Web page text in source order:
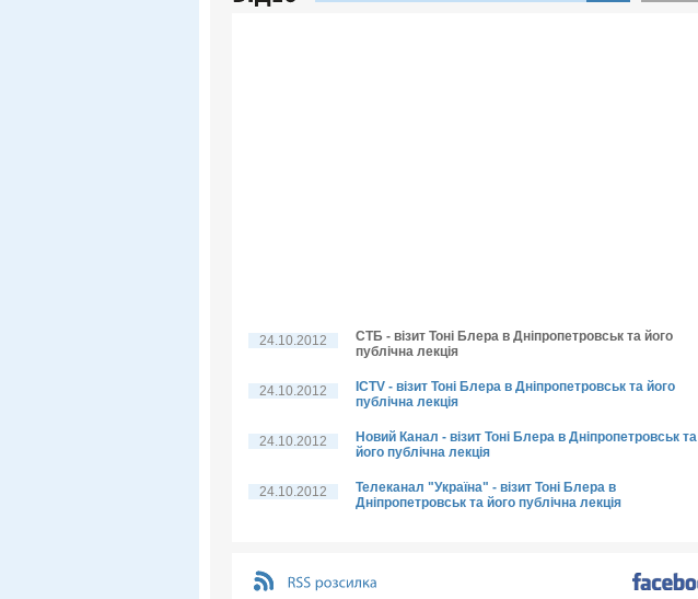
24.10.2012
СТБ - візит Тоні Блера в Дніпропетровськ та його
публічна лекція
24.10.2012
ICTV - візит Тоні Блера в Дніпропетровськ та його
публічна лекція
24.10.2012
Новий Канал - візит Тоні Блера в Дніпропетровськ та
його публічна лекція
24.10.2012
Телеканал "Україна" - візит Тоні Блера в
Дніпропетровськ та його публічна лекція